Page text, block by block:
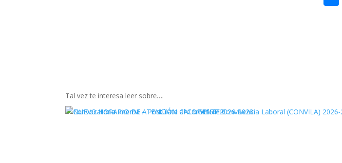
Tal vez te interesa leer sobre….